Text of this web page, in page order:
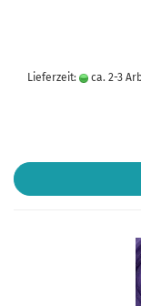
Lieferzeit: ca. 2-3